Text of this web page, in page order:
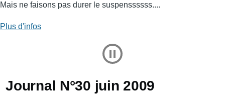
Mais ne faisons pas durer le suspenssssss....
Plus d'infos
Play and Stop Slideshow
Journal N°30 juin 2009